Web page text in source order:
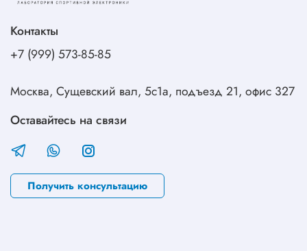
Контакты
+7 (999) 573-85-85
Москва, Сущевский вал, 5с1а, подъезд 21, офис 327
Оставайтесь на связи
Получить консультацию